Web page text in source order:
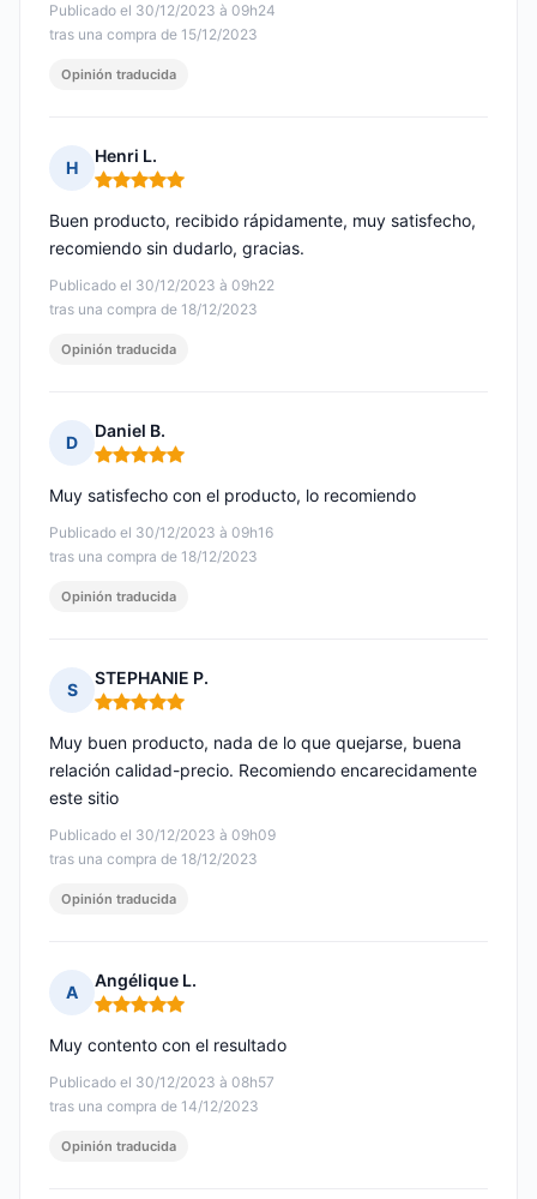
Publicado el 30/12/2023 à 09h24
tras una compra de 15/12/2023
Opinión traducida
H
Henri L.
Nota: 5 de 5
Publicado el 30/12/2023 à 09h22
tras una compra de 18/12/2023
Buen producto, recibido rápidamente, muy satisfecho,
recomiendo sin dudarlo, gracias.
Opinión traducida
D
Daniel B.
Nota: 5 de 5
Publicado el 30/12/2023 à 09h16
tras una compra de 18/12/2023
Muy satisfecho con el producto, lo recomiendo
Opinión traducida
S
STEPHANIE P.
Nota: 5 de 5
Publicado el 30/12/2023 à 09h09
tras una compra de 18/12/2023
Muy buen producto, nada de lo que quejarse, buena
relación calidad-precio. Recomiendo encarecidamente
este sitio
Opinión traducida
A
Angélique L.
Nota: 5 de 5
Publicado el 30/12/2023 à 08h57
tras una compra de 14/12/2023
Muy contento con el resultado
Opinión traducida